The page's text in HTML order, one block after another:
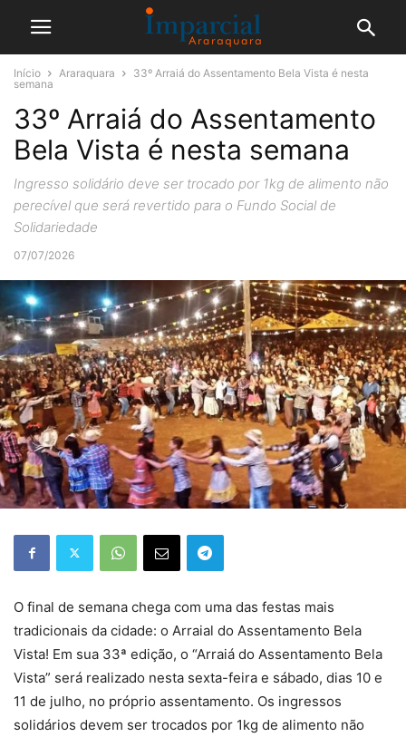
Início Araraquara
33º Arraiá do Assentamento Bela Vista é nesta
semana
33º Arraiá do Assentamento
Bela Vista é nesta semana
Ingresso solidário deve ser trocado por 1kg de alimento não
perecível que será revertido para o Fundo Social de
Solidariedade
07/07/2026
O final de semana chega com uma das festas mais
tradicionais da cidade: o Arraial do Assentamento Bela
Vista! Em sua 33ª edição, o “Arraiá do Assentamento Bela
Vista” será realizado nesta sexta-feira e sábado, dias 10 e
11 de julho, no próprio assentamento. Os ingressos
solidários devem ser trocados por 1kg de alimento não